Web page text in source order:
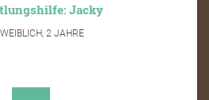
Jacky
2 JAHRE